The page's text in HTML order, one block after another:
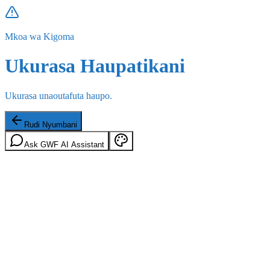
Mkoa wa Kigoma
Ukurasa Haupatikani
Ukurasa unaoutafuta haupo.
Rudi Nyumbani
Ask GWF AI Assistant